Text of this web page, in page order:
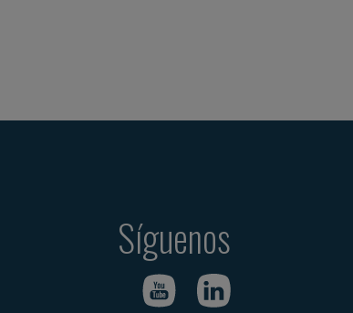
Síguenos